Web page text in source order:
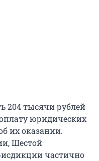
204 тысячи рублей
юридических
их оказании.
Шестой
частично